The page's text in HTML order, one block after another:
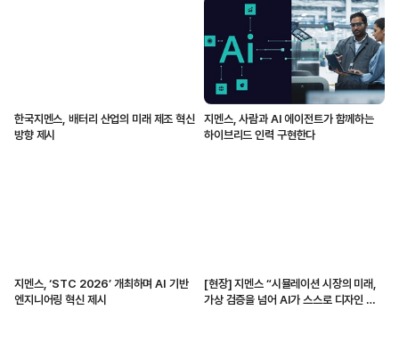
한국지멘스, 배터리 산업의 미래 제조 혁신
방향 제시
지멘스, 사람과 AI 에이전트가 함께하는
하이브리드 인력 구현한다
지멘스, ‘STC 2026’ 개최하며 AI 기반
엔지니어링 혁신 제시
[현장] 지멘스 “시뮬레이션 시장의 미래,
가상 검증을 넘어 AI가 스스로 디자인 생